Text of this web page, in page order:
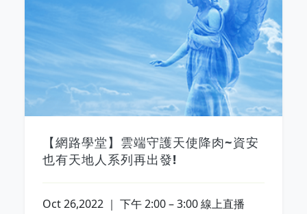
【網路學堂】雲端守護天使降肉~資安
也有天地人系列再出發!
Oct 26,2022 ｜ 下午 2:00 – 3:00 線上直播